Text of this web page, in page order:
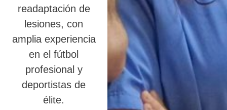
readaptación de
lesiones, con
amplia experiencia
en el fútbol
profesional y
deportistas de
élite.